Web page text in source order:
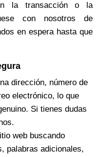
la transacción o la
con nosotros de
en espera hasta que
dirección, número de
electrónico, lo que
Si tienes dudas
web buscando
palabras adicionales,